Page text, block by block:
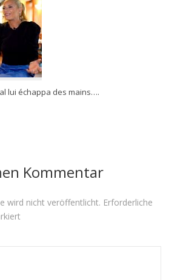
lui échappa des mains….
Kommentar
wird nicht veröffentlicht. Erforderliche